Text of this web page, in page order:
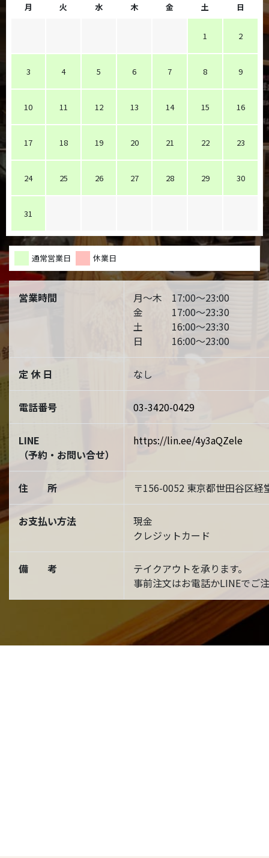
月 火 水 木 金 土 日
1 2
3 4 5 6 7 8 9
10 11 12 13 14 15 16
17 18 19 20 21 22 23
24 25 26 27 28 29 30
31
通常営業日 休業日
営業時間
月～木 17:00～23:00
金 17:00～23:30
土 16:00～23:30
日 16:00～23:00
定 休 日 なし
電話番号 03-3420-0429
LINE
（予約・お問い合せ）
https://lin.ee/4y3aQZele
住 所 〒156-0052 東京都世田谷区
お支払い方法
現金
クレジットカード
備 考
テイクアウトを承ります。
事前注文はお電話かLINEでご